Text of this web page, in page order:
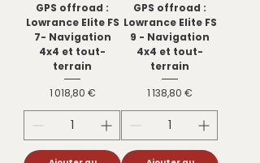
GPS offroad :
Lowrance Elite FS
7- Navigation
4x4 et tout-
terrain
Prix
1 018,80 €
GPS offroad :
Lowrance Elite FS
9 - Navigation
4x4 et tout-
terrain
Prix
1 138,80 €